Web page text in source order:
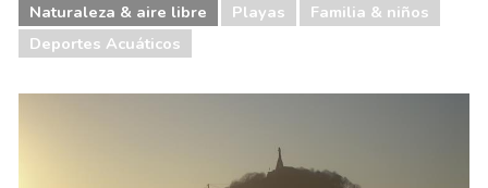
Naturaleza & aire libre Playas
Familia & niños
Deportes Acuáticos